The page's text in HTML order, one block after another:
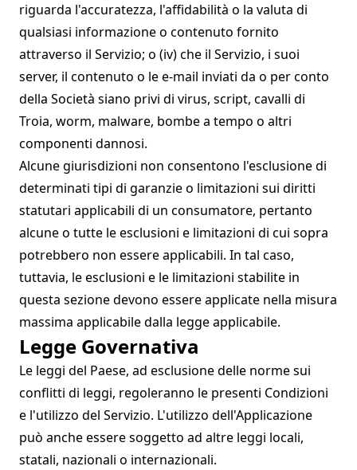
riguarda l'accuratezza, l'affidabilità o la valuta di
qualsiasi informazione o contenuto fornito
attraverso il Servizio; o (iv) che il Servizio, i suoi
server, il contenuto o le e-mail inviati da o per conto
della Società siano privi di virus, script, cavalli di
Troia, worm, malware, bombe a tempo o altri
componenti dannosi.
Alcune giurisdizioni non consentono l'esclusione di
determinati tipi di garanzie o limitazioni sui diritti
statutari applicabili di un consumatore, pertanto
alcune o tutte le esclusioni e limitazioni di cui sopra
potrebbero non essere applicabili. In tal caso,
tuttavia, le esclusioni e le limitazioni stabilite in
questa sezione devono essere applicate nella misura
massima applicabile dalla legge applicabile.
Legge Governativa
Le leggi del Paese, ad esclusione delle norme sui
conflitti di leggi, regoleranno le presenti Condizioni
e l'utilizzo del Servizio. L'utilizzo dell'Applicazione
può anche essere soggetto ad altre leggi locali,
statali, nazionali o internazionali.